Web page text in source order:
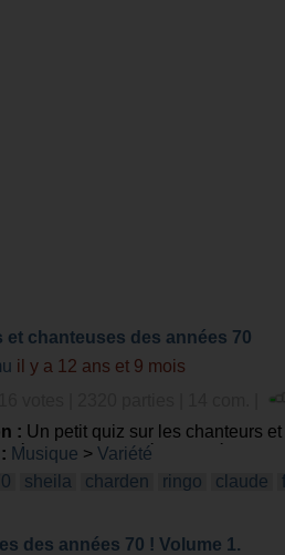
et chanteuses des années 70
il y a 12 ans et 9 mois
: Un petit quiz sur les chanteurs
découverte d'une époque révolue
Musique > Variété
sheila charden ringo claude
des années 70 ! Volume 1.